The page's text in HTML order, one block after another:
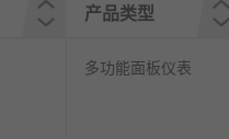
逐渐成为
产品类型
多功能面板仪表